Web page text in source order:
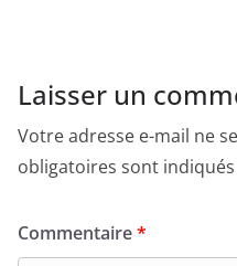
Laisser un
Votre adresse e-mail ne
obligatoires sont indiqués
Commentaire*